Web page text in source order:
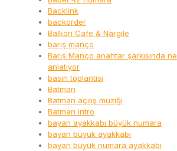
Backlink
backorder
Balkon Cafe & Nargile
barış manço
Barış Manço anahtar şarkısında ne
anlatıyor
basın toplantısı
Batman
Batman açılış müziği
Batman intro
bayan ayakkabı büyük numara
bayan büyük ayakkabı
bayan büyük numara ayakkabı